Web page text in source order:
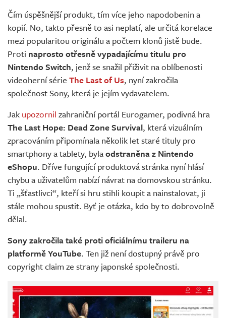
Živě
Čím úspěšnější produkt, tím více jeho napodobenin a
kopií. No, takto přesně to asi neplatí, ale určitá korelace
mezi popularitou originálu a počtem klonů jistě bude.
Proti naprosto otřesně vypadajícímu titulu pro
Nintendo Switch, jenž se snažil přiživit na oblíbenosti
videoherní série The Last of Us, nyní zakročila
společnost Sony, která je jejím vydavatelem.
Jak upozornil zahraniční portál Eurogamer, podivná hra
The Last Hope: Dead Zone Survival, která vizuálním
zpracováním připomínala několik let staré tituly pro
smartphony a tablety, bylaodstraněna z Nintendo
eShopu. Dříve fungující produktová stránka nyní hlásí
chybu a uživatelům nabízí návrat na domovskou stránku.
Ti „šťastlivci“, kteří si hru stihli koupit a nainstalovat, ji
stále mohou spustit. Byť je otázka, kdo by to dobrovolně
dělal.
Sony zakročila také proti oficiálnímu traileru na
platformě YouTube. Ten již není dostupný právě pro
copyright claim ze strany japonské společnosti.